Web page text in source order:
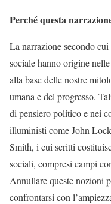
Perché questa
La narrazione secondo
sociale hanno origine
alla base delle nostre
umana e del progresso.
di pensiero politico e nei
illuministi come John
Smith, i cui scritti
sociali, compresi campi
Annullare queste nozioni
confrontarsi con